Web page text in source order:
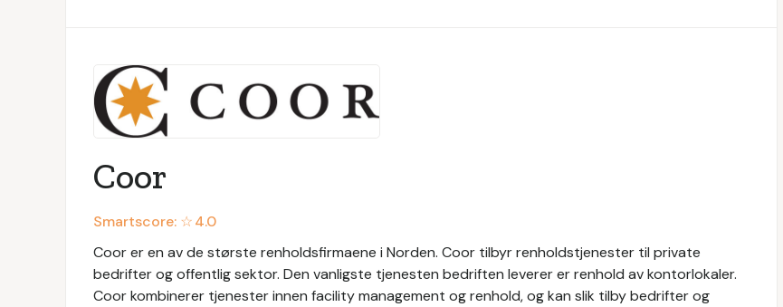
Coor
Smartscore: ☆4.0
Coor er en av de største renholdsfirmaene i Norden. Coor tilbyr renholdstjenester til private
bedrifter og offentlig sektor. Den vanligste tjenesten bedriften leverer er renhold av kontorlokaler.
Coor kombinerer tjenester innen facility management og renhold, og kan slik tilby bedrifter og